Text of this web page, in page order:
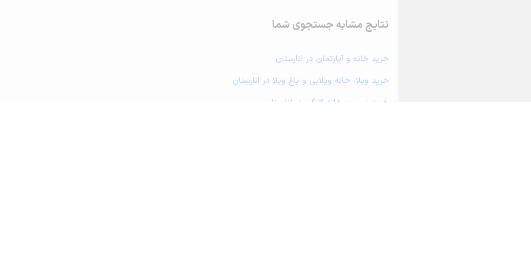
نتایج مشابه جستجوی شما
خرید خانه و آپارتمان در انارستان
خرید ویلا، خانه ویلایی و باغ ویلا در انارستان
خرید زمین و خانه کلنگی در انارستان